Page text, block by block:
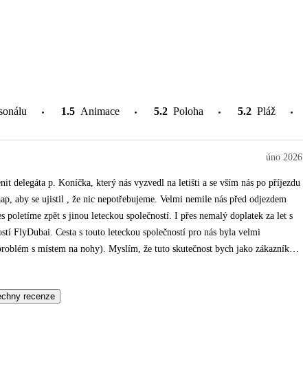
1.5 Animace 5.2 Poloha 5.2 Pláž
úno 2026
FlyDubai. Cesta s touto leteckou společností pro nás byla velmi
Myslím, že tuto skutečnost bych jako zákazník
recenze